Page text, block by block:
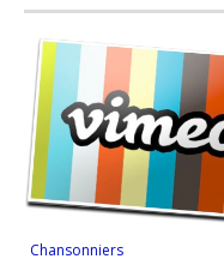
Chansonniers